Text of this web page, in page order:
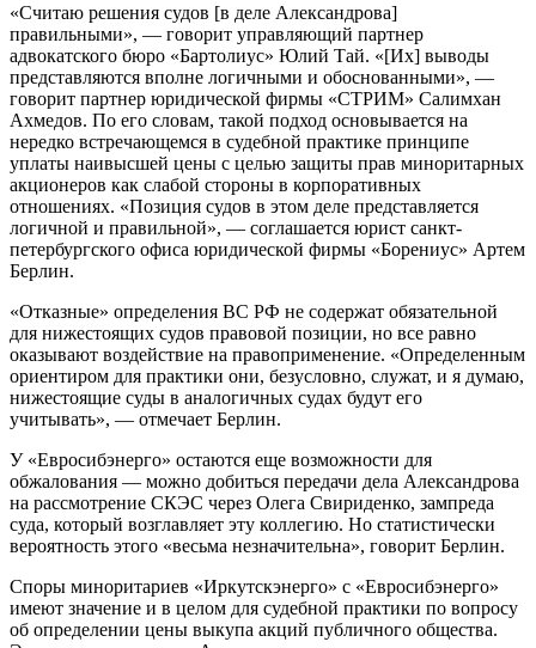
«Считаю решения судов [в деле Александрова]
правильными», — говорит управляющий партнер
адвокатского бюро «Бартолиус» Юлий Тай. «[Их] выводы
представляются вполне логичными и обоснованными», —
говорит партнер юридической фирмы «СТРИМ» Салимхан
Ахмедов. По его словам, такой подход основывается на
нередко встречающемся в судебной практике принципе
уплаты наивысшей цены с целью защиты прав миноритарных
акционеров как слабой стороны в корпоративных
отношениях. «Позиция судов в этом деле представляется
логичной и правильной», — соглашается юрист санкт-
петербургского офиса юридической фирмы «Борениус» Артем
Берлин.
«Отказные» определения ВС РФ не содержат обязательной
для нижестоящих судов правовой позиции, но все равно
оказывают воздействие на правоприменение. «Определенным
ориентиром для практики они, безусловно, служат, и я думаю,
нижестоящие суды в аналогичных судах будут его
учитывать», — отмечает Берлин.
У «Евросибэнерго» остаются еще возможности для
обжалования — можно добиться передачи дела Александрова
на рассмотрение СКЭС через Олега Свириденко, зампреда
суда, который возглавляет эту коллегию. Но статистически
вероятность этого «весьма незначительна», говорит Берлин.
Споры миноритариев «Иркутскэнерго» с «Евросибэнерго»
имеют значение и в целом для судебной практики по вопросу
об определении цены выкупа акций публичного общества.